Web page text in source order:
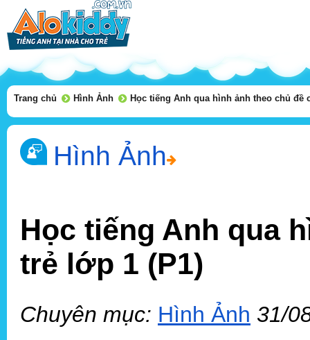
Trang chủ Hình Ảnh Học tiếng Anh qua hình ảnh theo chủ đề
Hình Ảnh
Học tiếng Anh qua
trẻ lớp 1 (P1)
Chuyên mục: Hình Ảnh 31/